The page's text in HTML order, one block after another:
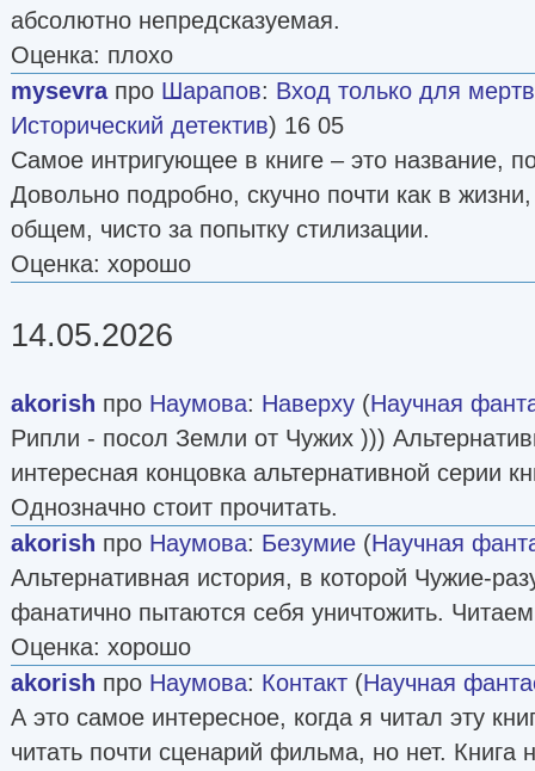
абсолютно непредсказуемая.
Оценка: плохо
mysevraпро Шарапов: Вход только для
Исторический детектив) 16 05
Самое интригующее в книге – это название,
Довольно подробно, скучно почти как в
общем, чисто за попытку стилизации.
Оценка: хорошо
14.05.2026
akorish про Наумова: Наверху (Научная
Рипли - посол Земли от Чужих )))
интересная концовка альтернативной серии
Однозначно стоит прочитать.
akorish про Наумова: Безумие (Научная
Альтернативная история, в которой Чужие-
фанатично пытаются себя уничтожить.
Оценка: хорошо
akorish про Наумова: Контакт (Научная
А это самое интересное, когда я читал эту
читать почти сценарий фильма, но нет. Книга